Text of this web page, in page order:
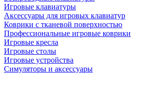
Игровые клавиатуры
Аксессуары для игровых клавиатур
Коврики с тканевой поверхностью
Профессиональные игровые коврики
Игровые кресла
Игровые столы
Игровые устройства
Симуляторы и аксессуары